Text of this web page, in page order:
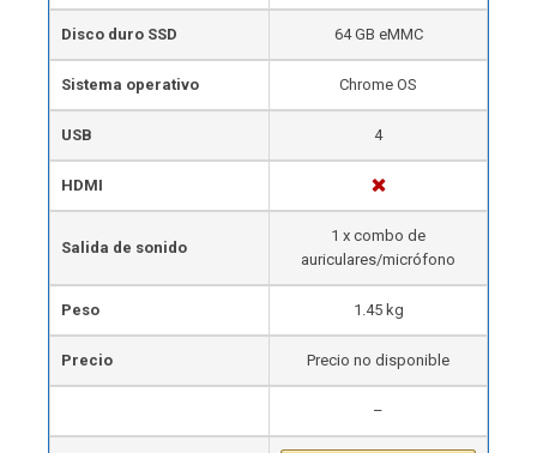
Disco duro SSD 64 GB eMMC
Sistema operativo Chrome OS
USB 4
HDMI
Salida de sonido
1 x combo de
auriculares/micrófono
Peso 1.45 kg
Precio Precio no disponible
–